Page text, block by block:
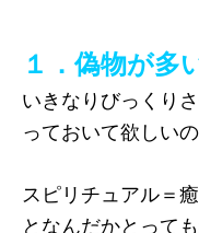
１．偽物が多
いきなりびっくり
っておいて欲しいの
スピリチュアル＝
となんだかとって